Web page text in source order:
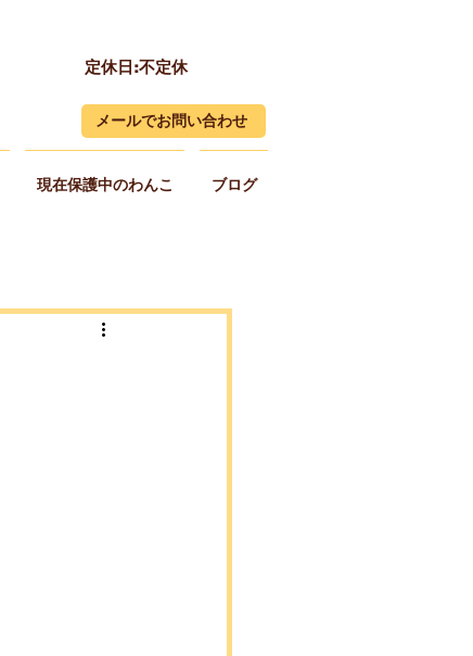
定休日:不定休
メールでお問い合わせ
現在保護中のわんこ ブログ